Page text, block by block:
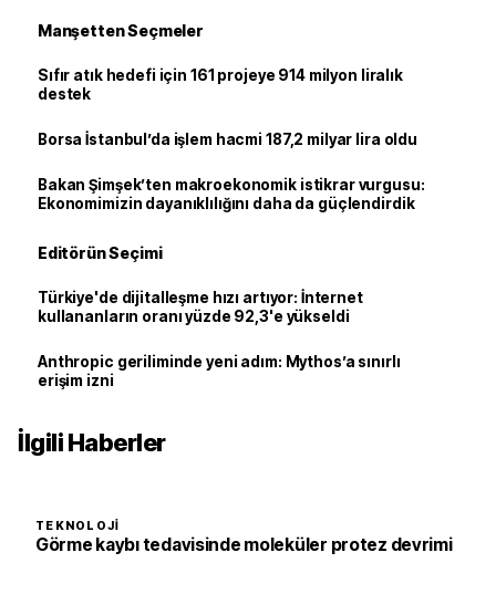
Manşetten Seçmeler
Sıfır atık hedefi için 161 projeye 914 milyon liralık
destek
Borsa İstanbul’da işlem hacmi 187,2 milyar lira oldu
Bakan Şimşek’ten makroekonomik istikrar vurgusu:
Ekonomimizin dayanıklılığını daha da güçlendirdik
Editörün Seçimi
Türkiye'de dijitalleşme hızı artıyor: İnternet
kullananların oranı yüzde 92,3'e yükseldi
Anthropic geriliminde yeni adım: Mythos’a sınırlı
erişim izni
İlgili Haberler
TEKNOLOJI
Görme kaybı tedavisinde moleküler protez devrimi